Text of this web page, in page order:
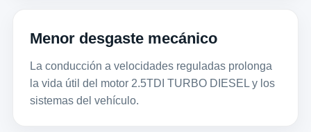
Menor desgaste mecánico
La conducción a velocidades reguladas prolonga
la vida útil del motor 2.5TDI TURBO DIESEL y los
sistemas del vehículo.